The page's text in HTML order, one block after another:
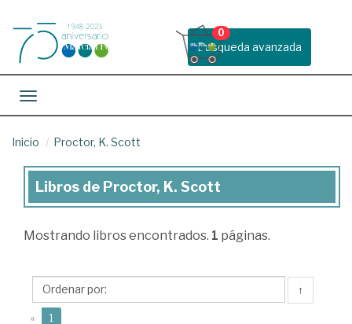
Busqueda avanzada
0
Toggle navigation
Inicio Proctor, K. Scott
Libros
Proctor,
Scott
Libros de Proctor, K. Scott
Mostrando libros encontrados. 1 páginas.
↑
« 1